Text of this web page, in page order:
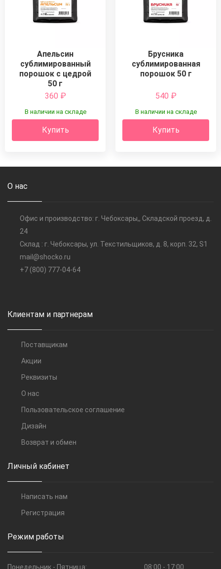
Апельсин
сублимированный
порошок с цедрой
50 г
360 ₽
В наличии на складе
Купить
Брусника
сублимированная
порошок 50 г
540 ₽
В наличии на складе
Купить
О нас
Офис и производство: г. Чебоксары,, Складской проезд, д.
24
Склад : г. Чебоксары, ул. Текстильщиков, д. 8, корп. 32, S1
mail@shocko.ru
+7 (800) 777-04-64
Клиентам и партнерам
Поставщикам
Акции
Реквизиты
О нас
Пользовательское соглашение
Дизайн
Возврат и обмен
Личный кабинет
Написать нам
Регистрация
Режим работы
Понедельник - Пятница: 08:00 - 17:00